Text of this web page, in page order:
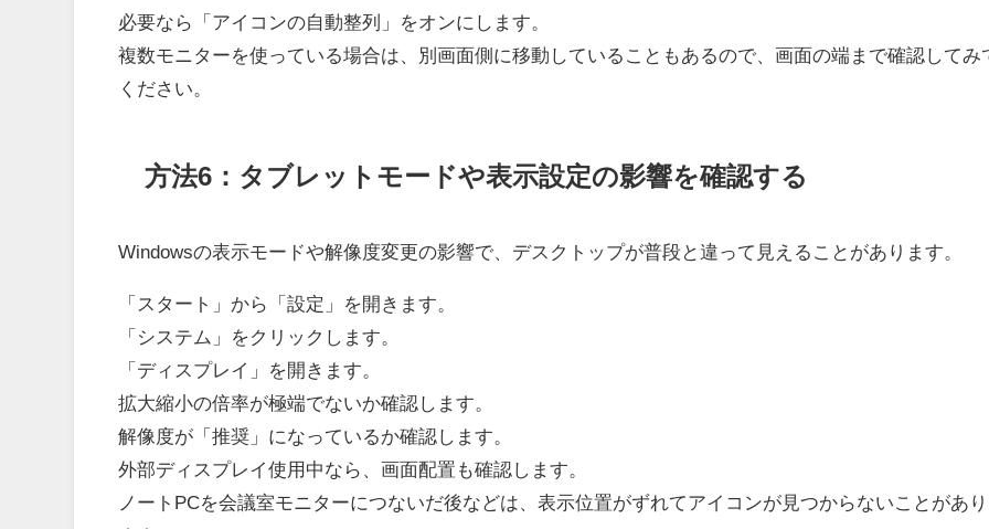
必要なら「アイコンの自動整列」をオンにします。
複数モニターを使っている場合は、別画面側に移動していることもあるので、画面の端まで確認してみ
ください。
方法6：タブレットモードや表示設定の影響を確認する
Windowsの表示モードや解像度変更の影響で、デスクトップが普段と違って見えることがあります。
「スタート」から「設定」を開きます。
「システム」をクリックします。
「ディスプレイ」を開きます。
拡大縮小の倍率が極端でないか確認します。
解像度が「推奨」になっているか確認します。
外部ディスプレイ使用中なら、画面配置も確認します。
ノートPCを会議室モニターにつないだ後などは、表示位置がずれてアイコンが見つからないことがあり